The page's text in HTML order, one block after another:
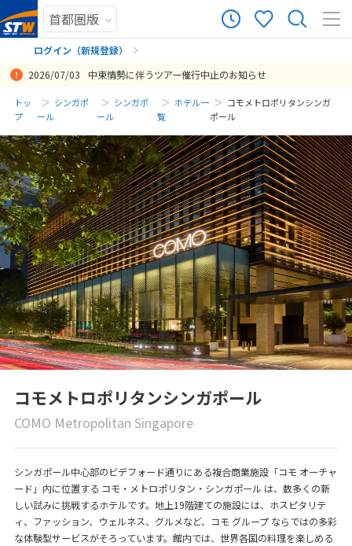
ログイン（新規登録）
まだ履歴がありません
まだ登録がありません
2026/07/03 中東情勢に伴うツアー催行中止のお知らせ
トッ
プ
シンガポ
ール
シンガポ
ール
ホテル一
覧
コモメトロポリタンシンガ
ポール
コモメトロポリタンシンガポール
COMO Metropolitan Singapore
シンガポール中心部のビデフォード通りにある複合商業施設「コモ オーチャ
ード」内に位置する コモ・メトロポリタン・シンガポール は、数多くの新
しい試みに挑戦するホテルです。地上19階建ての施設には、ホスピタリテ
ィ、ファッション、ウェルネス、グルメなど、コモ グループ ならではの多彩
な体験型サービスがそろっています。館内では、世界各国の料理を楽しめる